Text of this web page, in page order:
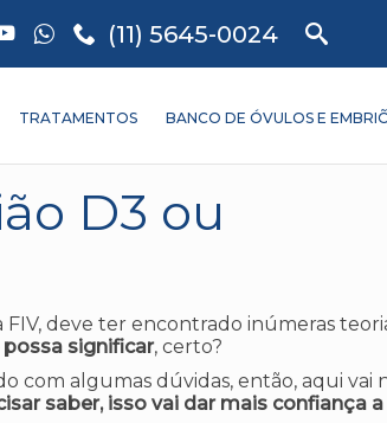
(11) 5645-0024
TRATAMENTOS BANCO DE ÓVULOS E
D3 ou
deve ter encontrado inúmeras
significar, certo?
com algumas dúvidas, então, aqui vai
saber, isso vai dar mais confiança a